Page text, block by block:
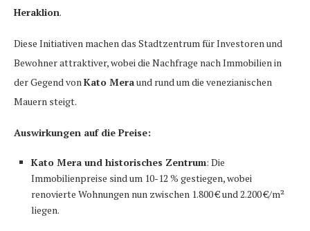
Heraklion.
Diese Initiativen machen das Stadtzentrum für Investoren und
Bewohner attraktiver, wobei die Nachfrage nach Immobilien in
der Gegend vonKato Meraund rund um die venezianischen
Mauern steigt.
Auswirkungen auf die Preise:
Kato Mera und historisches Zentrum: Die
Immobilienpreise sind um 10-12 % gestiegen, wobei
renovierte Wohnungen nun zwischen 1.800 € und 2.200 €/m²
liegen.